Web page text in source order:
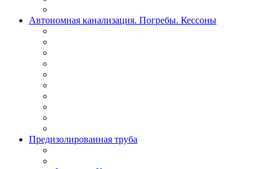
Автономная канализация. Погребы. Кессоны
Предизолированная труба